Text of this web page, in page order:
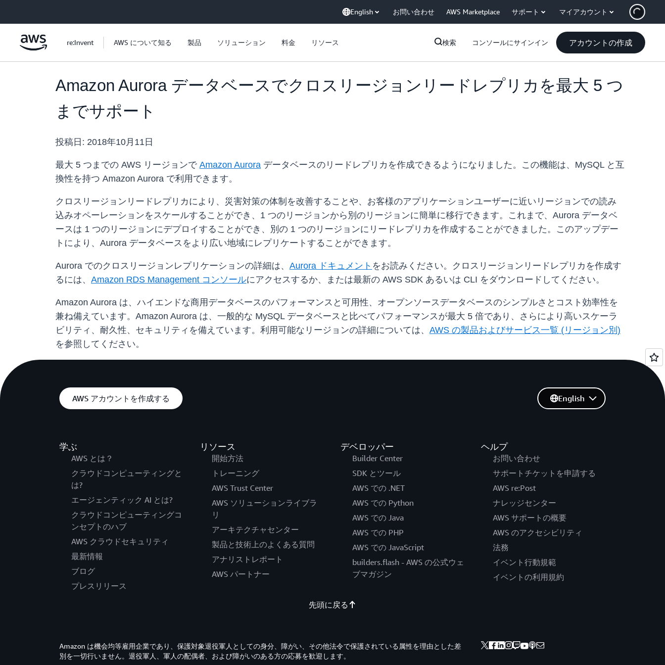
English お問い合わせ AWS Marketplace サポート マイアカウント
re:Invent AWS について知る 製品 ソリューション 料金 リソース 検索 コンソールにサインイン アカウントの作成
Amazon Aurora データベースでクロスリージョンリードレプリカを最大 5 つ
までサポート
投稿日: 2018年10月11日
最大 5 つまでの AWS リージョンで Amazon Aurora データベースのリードレプリカを作成できるようになりました。この機能は、MySQL と互
換性を持つ Amazon Aurora で利用できます。
クロスリージョンリードレプリカにより、災害対策の体制を改善することや、お客様のアプリケーションユーザーに近いリージョンでの読み
込みオペーレーションをスケールすることができ、1 つのリージョンから別のリージョンに簡単に移行できます。これまで、Aurora データベ
ースは 1 つのリージョンにデプロイすることができ、別の 1 つのリージョンにリードレプリカを作成することができました。このアップデー
トにより、Aurora データベースをより広い地域にレプリケートすることができます。
Aurora でのクロスリージョンレプリケーションの詳細は、 Aurora ドキュメント をお読みください。クロスリージョンリードレプリカを作成す
るには、 Amazon RDS Management コンソールにアクセスするか、または最新の AWS SDK あるいは CLI をダウンロードしてください。
Amazon Aurora は、ハイエンドな商用データベースのパフォーマンスと可用性、オープンソースデータベースのシンプルさとコスト効率性を
兼ね備えています。Amazon Aurora は、一般的な MySQL データベースと比べてパフォーマンスが最大 5 倍であり、さらにより高いスケーラ
ビリティ、耐久性、セキュリティを備えています。利用可能なリージョンの詳細については、 AWS の製品およびサービス一覧 (リージョン別)
を参照してください。
AWS アカウントを作成する
学ぶ
AWS とは？
クラウドコンピューティングと
は?
エージェンティック AI とは?
クラウドコンピューティングコ
ンセプトのハブ
AWS クラウドセキュリティ
最新情報
ブログ
プレスリリース
リソース
開始方法
トレーニング
AWS Trust Center
AWS ソリューションライブラ
リ
アーキテクチャセンター
製品と技術上のよくある質問
アナリストレポート
AWS パートナー
デベロッパー
Builder Center
SDK とツール
AWS での .NET
AWS での Python
AWS での Java
AWS での PHP
AWS での JavaScript
builders.flash - AWS の公式ウェ
ブマガジン
ヘルプ
お問い合わせ
サポートチケットを申請する
AWS re:Post
ナレッジセンター
AWS サポートの概要
AWS のアクセシビリティ
法務
イベント行動規範
イベントの利用規約
English
先頭に戻る
Amazon は機会均等雇用企業であり、保護対象退役軍人としての身分、障がい、その他法令で保護されている属性を理由とした差
別を一切行いません。退役軍人、軍人の配偶者、および障がいのある方の応募を歓迎します。